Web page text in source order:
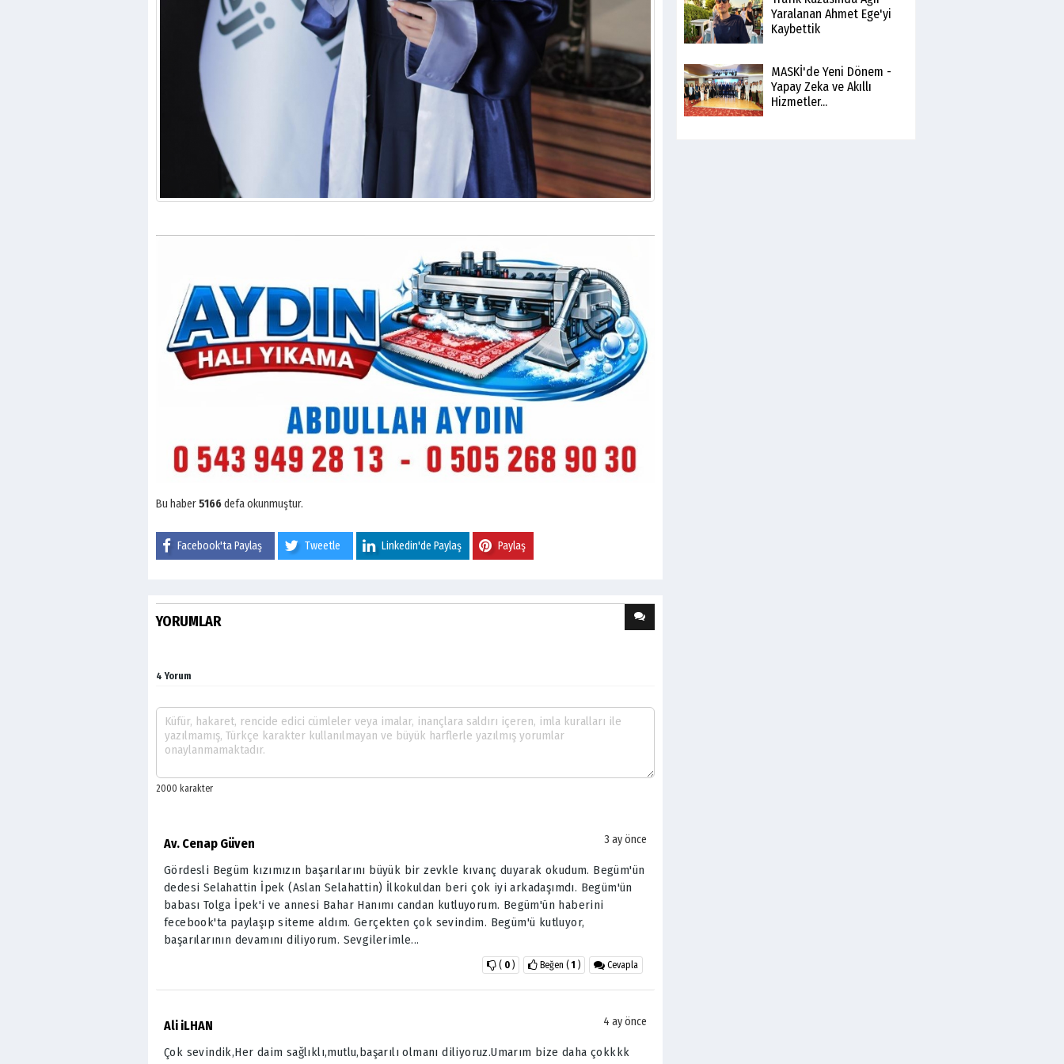
Bu haber5166defa okunmuştur.
Facebook'ta Paylaş Tweetle Linkedin'de Paylaş Paylaş
YORUMLAR
4 Yorum
Av. Cenap Güven 3 ay önce
Gördesli Begüm kızımızın başarılarını büyük bir zevkle kıvanç duyarak okudum. Begüm'ün
dedesi Selahattin İpek (Aslan Selahattin) İlkokuldan beri çok iyi arkadaşımdı. Begüm'ün
babası Tolga İpek'i ve annesi Bahar Hanımı candan kutluyorum. Begüm'ün haberini
fecebook'ta paylaşıp siteme aldım. Gerçekten çok sevindim. Begüm'ü kutluyor,
başarılarının devamını diliyorum. Sevgilerimle...
Cevapla
Beğen ( 1 )
( 0 )
Ali iLHAN 4 ay önce
Çok sevindik,Her daim sağlıklı,mutlu,başarılı olmanı diliyoruz.Umarım bize daha çokkkk
Yaralanan Ahmet Ege'yi
Kaybettik
MASKİ'de Yeni Dönem -
Yapay Zeka ve Akıllı
Hizmetler...